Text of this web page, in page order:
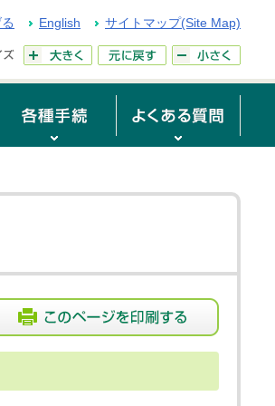
English サイトマップ(Site Map)